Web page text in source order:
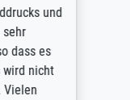
und
sehr
dass es
wird nicht
Vielen